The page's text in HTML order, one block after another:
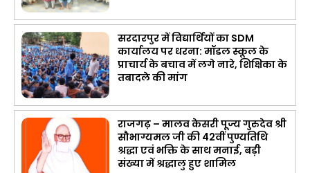
सरदारपुर में विद्यार्थियों का SDM
कार्यालय पर धरना: मॉडल स्कूल के
प्राचार्य के बचाव में लगे नारे, शिक्षिका के
तबादले की मांग
राजगढ़ – मालव केसरी पूज्य गुरुदेव श्री
सौभाग्यमल जी की 42वीं पुण्यतिथि
श्रद्धा एवं भक्ति के साथ मनाई, बड़ी
संख्या में श्रद्धालु हुए शामिल